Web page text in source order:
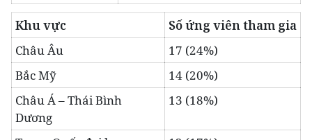
Khu vực
Số ứng viên tham gia
Châu Âu
17 (24%)
Bắc Mỹ
14 (20%)
Châu Á – Thái Bình
Dương
13 (18%)